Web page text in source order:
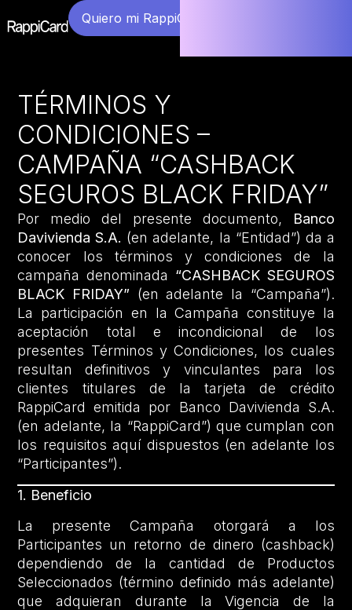
Quiero mi RappiCard
TÉRMINOS Y
CONDICIONES –
CAMPAÑA “CASHBACK
SEGUROS BLACK FRIDAY”
Por medio del presente documento,
Banco
Davivienda S.A. (en adelante, la “Entidad”) da a
conocer los términos y condiciones de la
campaña denominada “CASHBACK SEGUROS
BLACK FRIDAY” (en adelante la “Campaña”).
La participación en la Campaña constituye la
aceptación total e incondicional de los
presentes Términos y Condiciones, los cuales
resultan definitivos y vinculantes para los
clientes titulares de la tarjeta de crédito
RappiCard emitida por Banco Davivienda S.A.
(en adelante, la “RappiCard”) que cumplan con
los requisitos aquí dispuestos (en adelante los
“Participantes”).
1. Beneficio
La presente Campaña otorgará a los
Participantes un retorno de dinero (cashback)
dependiendo de la cantidad de Productos
Seleccionados (término definido más adelante)
que adquieran durante la Vigencia de la